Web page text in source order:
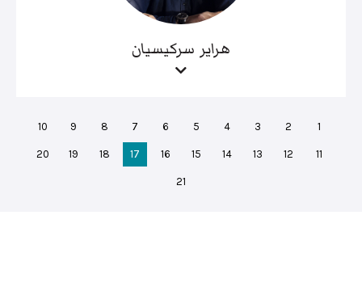
هراير سركيسيان
1
2
3
4
5
6
7
8
9
10
11
12
13
14
15
16
17
18
19
20
21